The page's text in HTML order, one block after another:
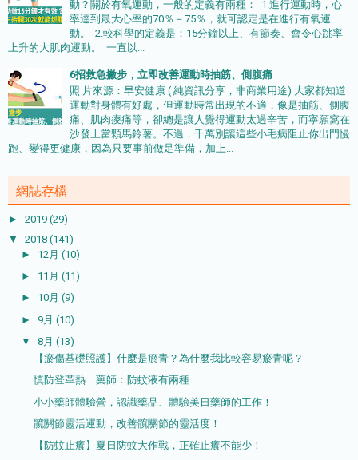
動？關於有氧運動，一般的定義有兩種： 1.進行運動時，心
率達到最大心率的70％－75％，就可認定是在進行有氧運
動。 2.較科學的定義是：15分鐘以上、有節奏、會令心跳率
上升的大肌肉運動。 一直以...
6招救急撇步，立即改善運動時抽筋、側腹痛
照 片來源：早安健康 ( 純資訊分享，非商業用途) 大家都知道
運動對身體有好處，但運動時常出現的不適，像是抽筋、側腹
痛、肌肉痠痛等，卻總是讓人覺得運動太過辛苦，而寧願窩在
沙發上當顆馬鈴薯。不過，千萬別讓這些小毛病阻止你出門慢
跑、變得更健康，因為只要事前做足準備，加上...
網誌存檔
► 2019 (29)
▼ 2018 (141)
► 12月 (10)
► 11月 (11)
► 10月 (9)
► 9月 (10)
▼ 8月 (13)
【瘀傷基礎照護】什麼是瘀青？為什麼我比較容易瘀青呢？
慎防登革熱 藥師：防蚊液有兩種
小小藥師體驗營，認識藥品、體驗美日藥師的工作！
髖關節靈活運動，改善髖關節的靈活度！
【防蚊止癢】夏日防蚊大作戰，正確止癢不能少！